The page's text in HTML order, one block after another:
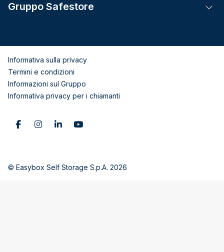
Gruppo Safestore
Informativa sulla privacy
Termini e condizioni
Informazioni sul Gruppo
Informativa privacy per i chiamanti
© Easybox Self Storage S.p.A. 2026